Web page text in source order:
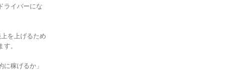
ライバーにな
を上げるため
。
稼げるか」